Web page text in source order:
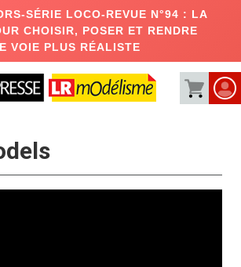
SÉRIE LOCO-REVUE N°94 : LA
CHOISIR, POSER ET RENDRE
VOIE PLUS RÉALISTE